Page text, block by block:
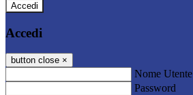
Accedi
Accedi
button close ×
Nome Utente
Password